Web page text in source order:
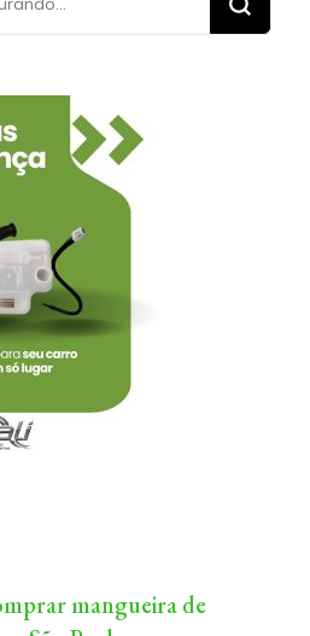
mangueira de